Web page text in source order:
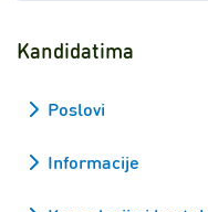
Kandidatima
Poslovi
Informacije